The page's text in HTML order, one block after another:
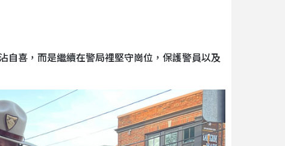
喜，而是繼續在警局裡堅守崗位，保護警員以及